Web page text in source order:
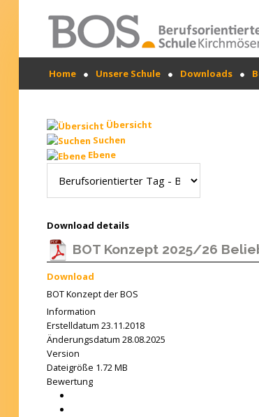
Warning: "continue" targeting switch is equivalent
to "break". Did you mean to use "continue 2"? in
/mnt/web417/e3/61/59568561/htdocs/
Unsere Schule
Termine
Mitwirkung
Kontakt
SUCHEN
Home Unsere Schule Downloads
Übersicht
Suchen
Ebene
Download details
BOT Konzept 2025/26
Download
BOT Konzept der BOS
Information
Erstelldatum 23.11.2018
Änderungsdatum 28.08.2025
Version
Dateigröße 1.72 MB
Bewertung